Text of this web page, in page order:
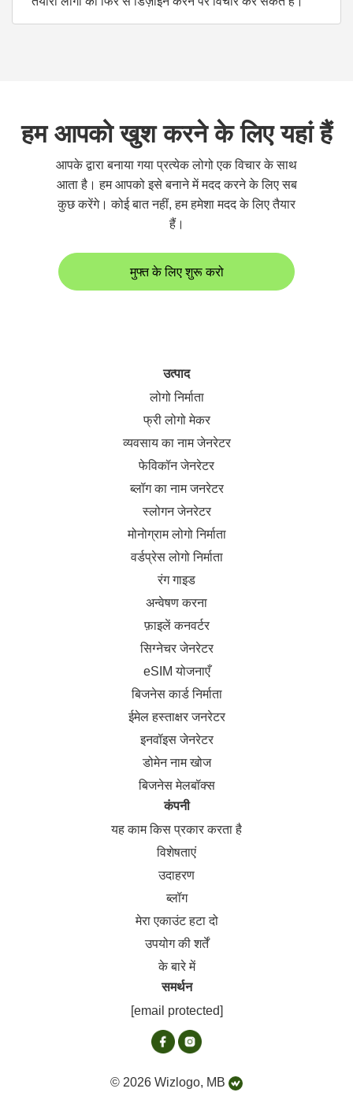
हम आपको खुश करने के लिए यहां हैं
आपके द्वारा बनाया गया प्रत्येक लोगो एक विचार के साथ
आता है। हम आपको इसे बनाने में मदद करने के लिए सब
कुछ करेंगे। कोई बात नहीं, हम हमेशा मदद के लिए तैयार
हैं।
मुफ्त के लिए शुरू करो
उत्पाद
लोगो निर्माता
फ्री लोगो मेकर
व्यवसाय का नाम जेनरेटर
फेविकॉन जेनरेटर
ब्लॉग का नाम जनरेटर
स्लोगन जेनरेटर
मोनोग्राम लोगो निर्माता
वर्डप्रेस लोगो निर्माता
रंग गाइड
अन्वेषण करना
फ़ाइलें कनवर्टर
सिग्नेचर जेनरेटर
eSIM योजनाएँ
बिजनेस कार्ड निर्माता
ईमेल हस्ताक्षर जनरेटर
इनवॉइस जेनरेटर
डोमेन नाम खोज
बिजनेस मेलबॉक्स
कंपनी
यह काम किस प्रकार करता है
विशेषताएं
उदाहरण
ब्लॉग
मेरा एकाउंट हटा दो
उपयोग की शर्तें
के बारे में
समर्थन
[email protected]
© 2026 Wizlogo, MB